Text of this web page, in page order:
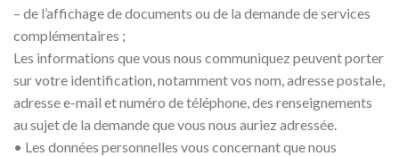
– de l’affichage de documents ou de la demande de services
complémentaires ;
Les informations que vous nous communiquez peuvent porter
sur votre identification, notamment vos nom, adresse postale,
adresse e-mail et numéro de téléphone, des renseignements
au sujet de la demande que vous nous auriez adressée.
• Les données personnelles vous concernant que nous